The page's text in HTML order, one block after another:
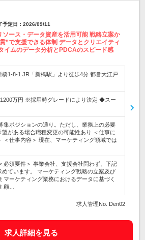
定日：2026/09/11
ソース・データ資産を活用可能 戦略立案か
”で支援できる体制 データとクリエイティ
イムのデータ分析とPDCAのスピード感
橋1-8-1 JR「新橋駅」より徒歩4分 都営大江戸
万円 ※採用時グレードにより決定 ◆スー
集ポジションの通り。ただし、業務上の必要
望がある場合職種変更の可能性あり ＜仕事に
＜仕事内容＞ 現在、マーケティング領域では
必須要件＞ 事業会社、支援会社問わず、下記
めています。 マーケティング戦略の立案及び
マーケティング業務におけるデータに基づく
顧…
求人管理No. Den02
求人詳細を見る